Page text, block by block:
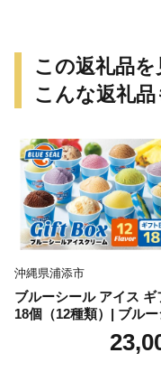
この返礼品
こんな返礼
沖縄県浦添市
ブルーシール アイス ギ
18個（12種類）| ブルー
ルアイス ブルーシール
スクリーム 着日指定可